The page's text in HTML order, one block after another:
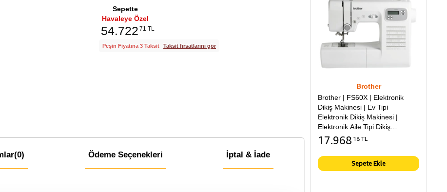
Sepette
Havaleye Özel
54.722 71 TL
Peşin Fiyatına 3 Taksit Taksit fırsatlarını gör
(0) Ödeme Seçenekleri İptal & İade
Brother
Brother | FS60X | Elektronik
Dikiş Makinesi | Ev Tipi
Elektronik Dikiş Makinesi |
Elektronik Aile Tipi Dikiş
Makinesi
17.968 18 TL
Sepete Ekle